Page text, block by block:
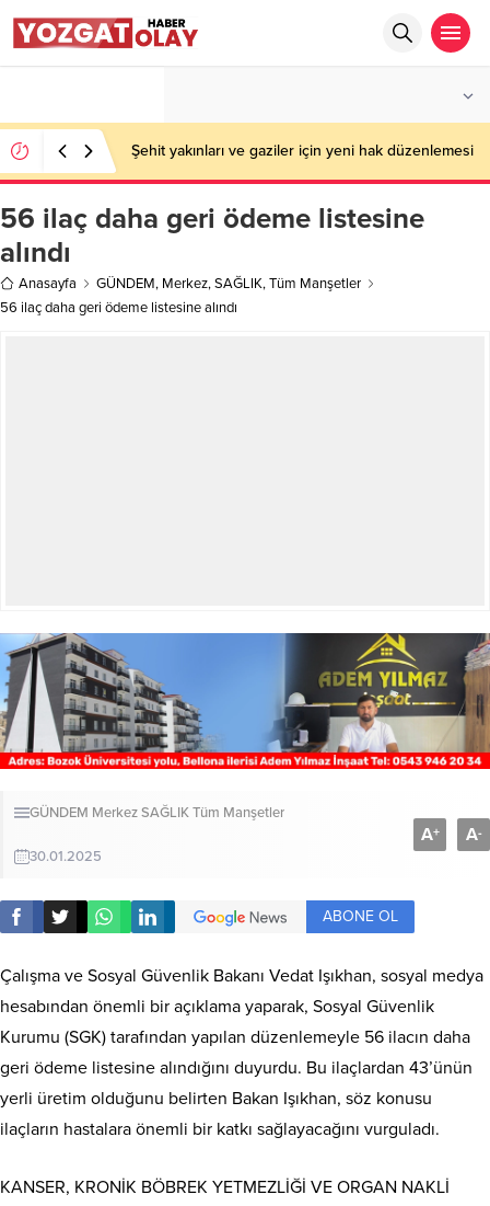
Şehit yakınları ve gaziler için yeni hak düzenlemesi
56 ilaç daha geri ödeme listesine
alındı
Anasayfa GÜNDEM, Merkez,SAĞLIK,Tüm Manşetler
56 ilaç daha geri ödeme listesine alındı
GÜNDEM MerkezSAĞLIKTüm Manşetler
30.01.2025
A+ A-
ABONE OL
Çalışma ve Sosyal Güvenlik Bakanı Vedat Işıkhan, sosyal medya
hesabından önemli bir açıklama yaparak, Sosyal Güvenlik
Kurumu (SGK) tarafından yapılan düzenlemeyle 56 ilacın daha
geri ödeme listesine alındığını duyurdu. Bu ilaçlardan 43’ünün
yerli üretim olduğunu belirten Bakan Işıkhan, söz konusu
ilaçların hastalara önemli bir katkı sağlayacağını vurguladı.
KANSER, KRONİK BÖBREK YETMEZLİĞİ VE ORGAN NAKLİ